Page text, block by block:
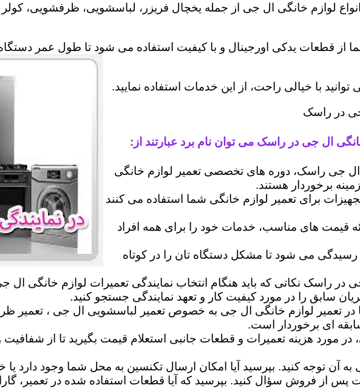
لوازم خانگی ال جی از جمله یخچال فریزر، لباسشویی، ظرفشویی، کولر
از قطعات یدکی اورجینال و با کیفیت استفاده می شود تا طول عمر دستگاه
با خیالی راحت، از این خدمات استفاده نمایید.
جی در راسک
ال جی در راسک می توان نام برد عبارتند از:
جی راسک، دوره های تخصصی تعمیر لوازم خانگی
برخوردار هستند.
برای تعمیر لوازم خانگی شما استفاده می کنند
قیمت های مناسب، خدمات خود را برای همه افراد
می شود تا مشکل دستگاه تان را در کوتاه
در راسک نکاتی که باید هنگام انتخاب نمایندگی تعمیرات لوازم خانگی ال
سابق را در مورد کیفیت کار و تعهد نمایندگی جستجو کنید.
در تعمیر لوازم خانگی ال جی به خصوص تعمیر لباسشویی ال جی ، تعمیر
ای برخوردار است.
در مورد هزینه تعمیرات و قطعات جانبی استعلام قیمت بگیرید تا از
توجه کنید. بپرسید آیا امکان ارسال تکنسین به محل شما وجود دارد یا
از فروش سؤال کنید. بپرسید که آیا قطعات استفاده شده در تعمیر،